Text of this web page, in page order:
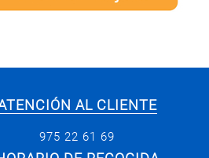
AL CLIENTE
975 22 61 69